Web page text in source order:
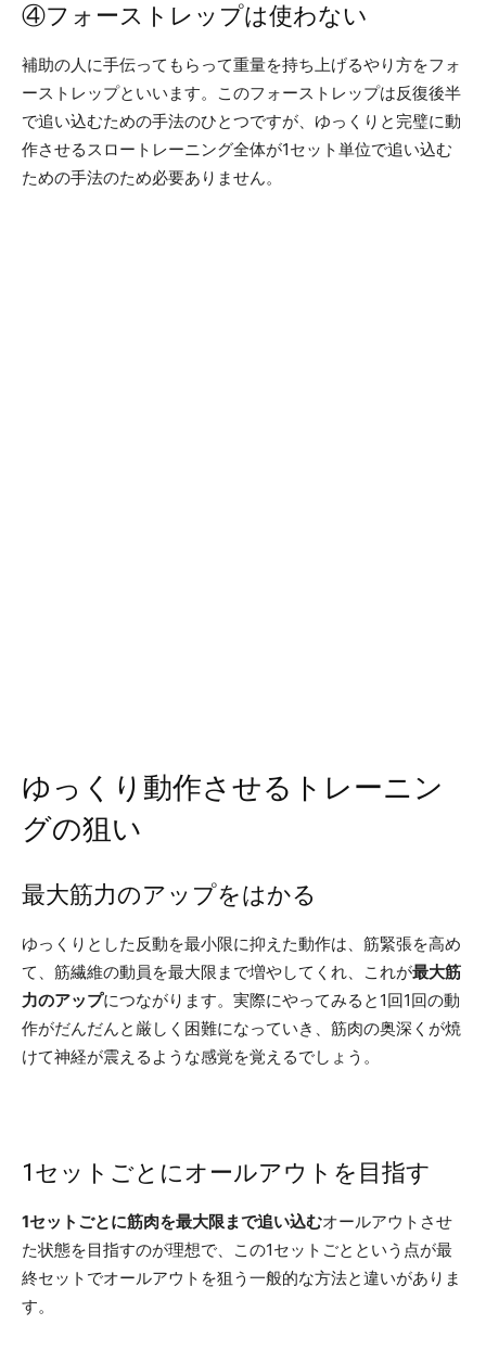
④フォーストレップは使わない
補助の人に手伝ってもらって重量を持ち上げるやり方をフォ
ーストレップといいます。このフォーストレップは反復後半
で追い込むための手法のひとつですが、ゆっくりと完璧に動
作させるスロートレーニング全体が1セット単位で追い込む
ための手法のため必要ありません。
ゆっくり動作させるトレーニン
グの狙い
最大筋力のアップをはかる
ゆっくりとした反動を最小限に抑えた動作は、筋緊張を高め
て、筋繊維の動員を最大限まで増やしてくれ、これが最大筋
力のアップにつながります。実際にやってみると1回1回の動
作がだんだんと厳しく困難になっていき、筋肉の奥深くが焼
けて神経が震えるような感覚を覚えるでしょう。
1セットごとにオールアウトを目指す
1セットごとに筋肉を最大限まで追い込むオールアウトさせ
た状態を目指すのが理想で、この1セットごとという点が最
終セットでオールアウトを狙う一般的な方法と違いがありま
す。